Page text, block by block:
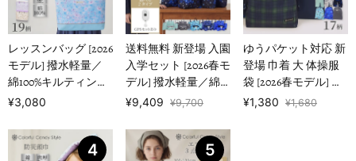
レッスンバッグ [2026
モデル] 撥水軽量／
綿100%キルティング
【女の子人気ランキ
¥3,080
送料無料 新登場 入園
入学セット [2026春モ
デル] 撥水軽量／綿
100%キルティング
ングTOP16】
¥9,409 ¥9,700
ゆうパケット対応 新
登場 巾着 大 体操服
袋 [2026春モデル] 撥
水ノーアイロン 【男
¥1,380 ¥1,680
4 5